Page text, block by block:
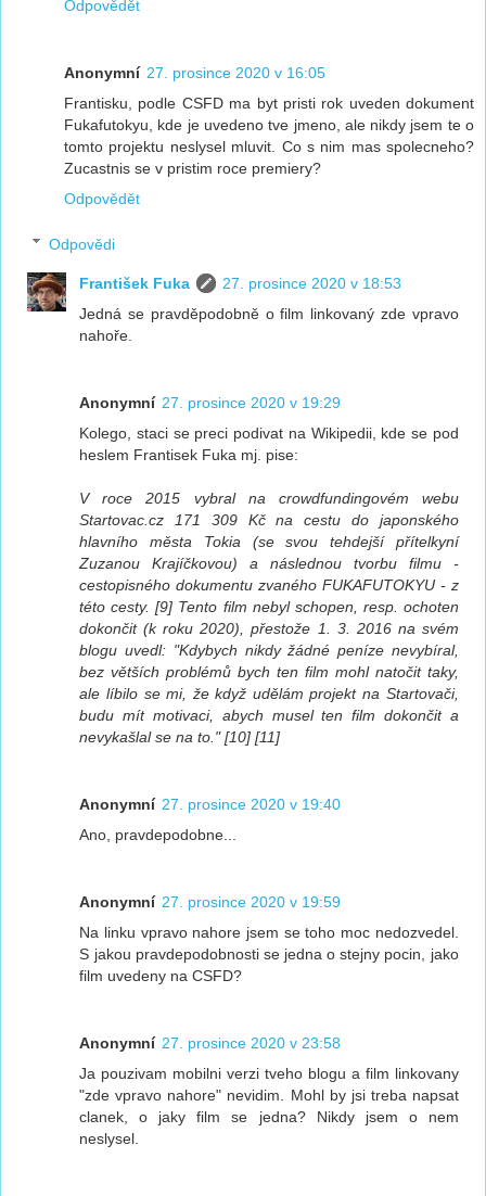
Odpovědět
Anonymní 27. prosince 2020 v 16:05
Frantisku, podle CSFD ma byt pristi rok uveden dokument
Fukafutokyu, kde je uvedeno tve jmeno, ale nikdy jsem te o
tomto projektu neslysel mluvit. Co s nim mas spolecneho?
Zucastnis se v pristim roce premiery?
Odpovědět
Odpovědi
František Fuka
27. prosince 2020 v 18:53
Jedná se pravděpodobně o film linkovaný zde vpravo
nahoře.
Anonymní 27. prosince 2020 v 19:29
Kolego, staci se preci podivat na Wikipedii, kde se pod
heslem Frantisek Fuka mj. pise:
V roce 2015 vybral na crowdfundingovém webu
Startovac.cz 171 309 Kč na cestu do japonského
hlavního města Tokia (se svou tehdejší přítelkyní
Zuzanou Krajíčkovou) a následnou tvorbu filmu -
cestopisného dokumentu zvaného FUKAFUTOKYU - z
této cesty. [9] Tento film nebyl schopen, resp. ochoten
dokončit (k roku 2020), přestože 1. 3. 2016 na svém
blogu uvedl: "Kdybych nikdy žádné peníze nevybíral,
bez větších problémů bych ten film mohl natočit taky,
ale líbilo se mi, že když udělám projekt na Startovači,
budu mít motivaci, abych musel ten film dokončit a
nevykašlal se na to." [10] [11]
Anonymní 27. prosince 2020 v 19:40
Ano, pravdepodobne...
Anonymní 27. prosince 2020 v 19:59
Na linku vpravo nahore jsem se toho moc nedozvedel.
S jakou pravdepodobnosti se jedna o stejny pocin, jako
film uvedeny na CSFD?
Anonymní 27. prosince 2020 v 23:58
Ja pouzivam mobilni verzi tveho blogu a film linkovany
"zde vpravo nahore" nevidim. Mohl by jsi treba napsat
clanek, o jaky film se jedna? Nikdy jsem o nem
neslysel.